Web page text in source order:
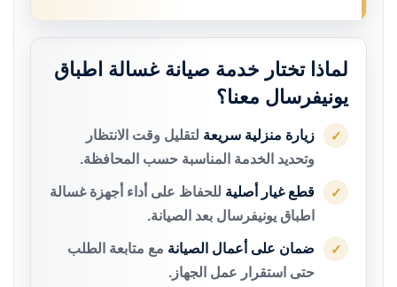
لماذا تختار خدمة صيانة غسالة اطباق
يونيفرسال معنا؟
✓ زيارة منزلية سريعة لتقليل وقت الانتظار
وتحديد الخدمة المناسبة حسب المحافظة.
✓ قطع غيار أصلية للحفاظ على أداء أجهزة غسالة
اطباق يونيفرسال بعد الصيانة.
✓ ضمان على أعمال الصيانة مع متابعة الطلب
حتى استقرار عمل الجهاز.